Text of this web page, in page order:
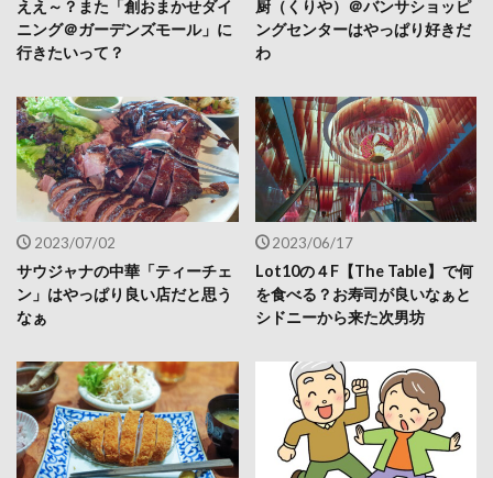
ええ～？また「創おまかせダイ
ニング＠ガーデンズモール」に
行きたいって？
厨（くりや）＠バンサショッピ
ングセンターはやっぱり好きだ
わ
2023/07/02
サウジャナの中華「ティーチェ
ン」はやっぱり良い店だと思う
なぁ
2023/06/17
Lot10の４F【The Table】で何
を食べる？お寿司が良いなぁと
シドニーから来た次男坊